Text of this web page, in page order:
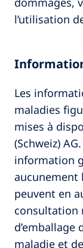
l’utilisation
Les
maladies
mises à
(Schweiz)
information
aucunement
peuvent en
consultation
d’emballage
maladie et